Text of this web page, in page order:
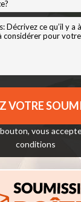
vous
conditions